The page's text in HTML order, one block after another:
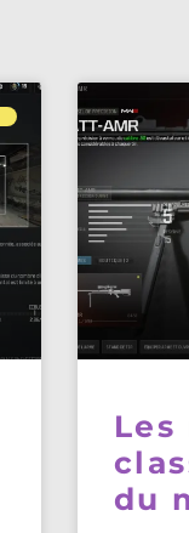
du